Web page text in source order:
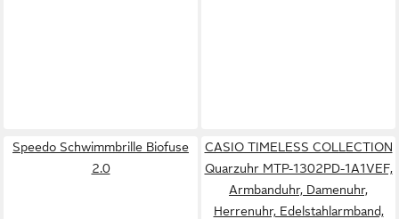
Speedo Schwimmbrille Biofuse
2.0
CASIO TIMELESS COLLECTION
Quarzuhr MTP-1302PD-1A1VEF,
Armbanduhr, Damenuhr,
Herrenuhr, Edelstahlarmband,